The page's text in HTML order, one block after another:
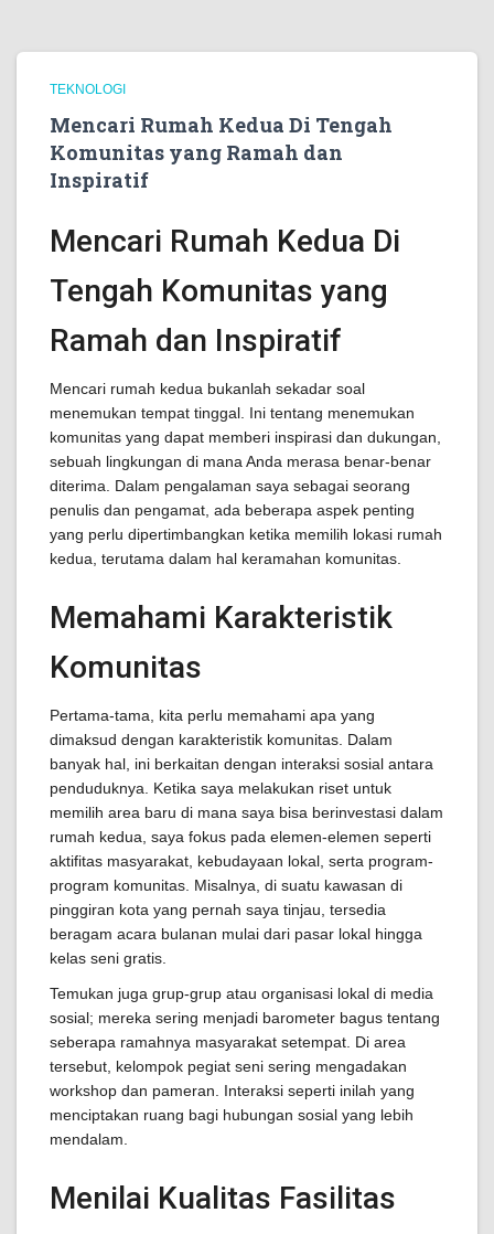
TEKNOLOGI
Mencari Rumah Kedua Di Tengah
Komunitas yang Ramah dan
Inspiratif
Mencari Rumah Kedua Di
Tengah Komunitas yang
Ramah dan Inspiratif
Mencari rumah kedua bukanlah sekadar soal
menemukan tempat tinggal. Ini tentang menemukan
komunitas yang dapat memberi inspirasi dan dukungan,
sebuah lingkungan di mana Anda merasa benar-benar
diterima. Dalam pengalaman saya sebagai seorang
penulis dan pengamat, ada beberapa aspek penting
yang perlu dipertimbangkan ketika memilih lokasi rumah
kedua, terutama dalam hal keramahan komunitas.
Memahami Karakteristik
Komunitas
Pertama-tama, kita perlu memahami apa yang
dimaksud dengan karakteristik komunitas. Dalam
banyak hal, ini berkaitan dengan interaksi sosial antara
penduduknya. Ketika saya melakukan riset untuk
memilih area baru di mana saya bisa berinvestasi dalam
rumah kedua, saya fokus pada elemen-elemen seperti
aktifitas masyarakat, kebudayaan lokal, serta program-
program komunitas. Misalnya, di suatu kawasan di
pinggiran kota yang pernah saya tinjau, tersedia
beragam acara bulanan mulai dari pasar lokal hingga
kelas seni gratis.
Temukan juga grup-grup atau organisasi lokal di media
sosial; mereka sering menjadi barometer bagus tentang
seberapa ramahnya masyarakat setempat. Di area
tersebut, kelompok pegiat seni sering mengadakan
workshop dan pameran. Interaksi seperti inilah yang
menciptakan ruang bagi hubungan sosial yang lebih
mendalam.
Menilai Kualitas Fasilitas